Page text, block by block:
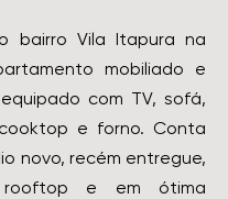
bairro Vila Itapura na
mobiliado e
com TV, sofá,
e forno. Conta
novo, recém entregue,
e em ótima